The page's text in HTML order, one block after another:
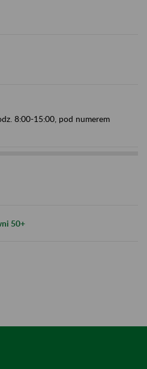
8:00-15:00, pod numerem
50+